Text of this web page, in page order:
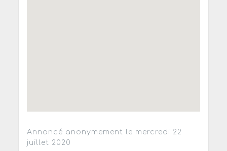
Annoncé anonymement le mercredi 22
juillet 2020